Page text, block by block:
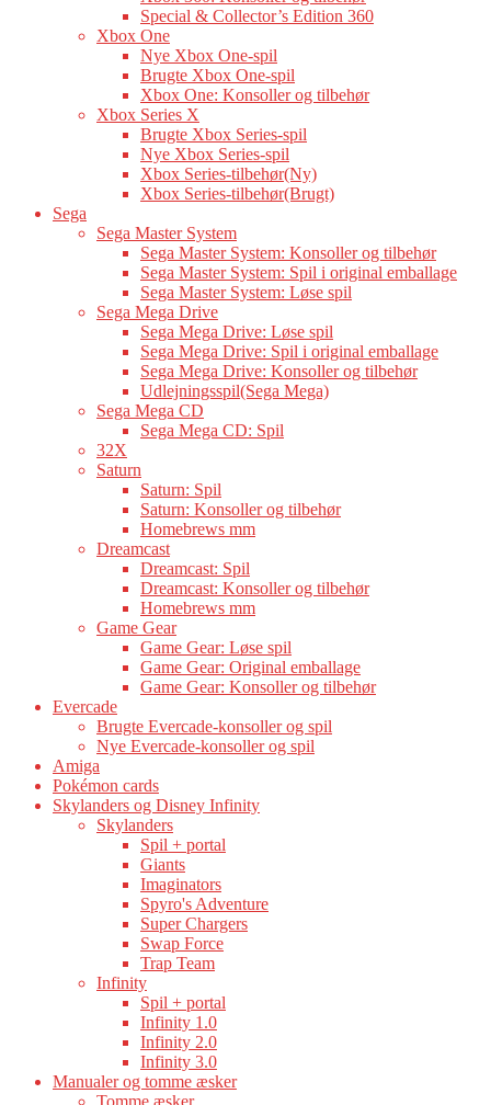
Special & Collector’s Edition 360
Xbox One
Nye Xbox One-spil
Brugte Xbox One-spil
Xbox One: Konsoller og tilbehør
Xbox Series X
Brugte Xbox Series-spil
Nye Xbox Series-spil
Xbox Series-tilbehør(Ny)
Xbox Series-tilbehør(Brugt)
Sega
Sega Master System
Sega Master System: Konsoller og tilbehør
Sega Master System: Spil i original emballage
Sega Master System: Løse spil
Sega Mega Drive
Sega Mega Drive: Løse spil
Sega Mega Drive: Spil i original emballage
Sega Mega Drive: Konsoller og tilbehør
Udlejningsspil(Sega Mega)
Sega Mega CD
Sega Mega CD: Spil
32X
Saturn
Saturn: Spil
Saturn: Konsoller og tilbehør
Homebrews mm
Dreamcast
Dreamcast: Spil
Dreamcast: Konsoller og tilbehør
Homebrews mm
Game Gear
Game Gear: Løse spil
Game Gear: Original emballage
Game Gear: Konsoller og tilbehør
Evercade
Brugte Evercade-konsoller og spil
Nye Evercade-konsoller og spil
Amiga
Pokémon cards
Skylanders og Disney Infinity
Skylanders
Spil + portal
Giants
Imaginators
Spyro's Adventure
Super Chargers
Swap Force
Trap Team
Infinity
Spil + portal
Infinity 1.0
Infinity 2.0
Infinity 3.0
Manualer og tomme æsker